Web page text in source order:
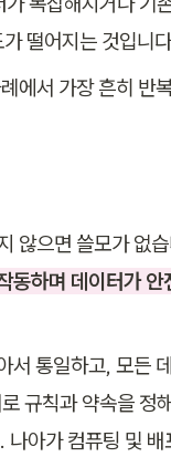
떨어지는 것입니
에서 가장 흔히 반
않으면 쓸모가 없
하며 데이터가 안
서 통일하고, 모든
규칙과 약속을 정
아가 컴퓨팅 및